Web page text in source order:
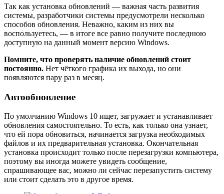
Так как установка обновлений — важная часть развития
системы, разработчики системы предусмотрели несколько
способов обновления. Неважно, каким из них вы
воспользуетесь, — в итоге все равно получите последнюю
доступную на данный момент версию Windows.
Помните, что проверять наличие обновлений стоит
постоянно. Нет чёткого графика их выхода, но они
появляются пару раз в месяц.
Автообновление
По умолчанию Windows 10 ищет, загружает и устанавливает
обновления самостоятельно. То есть, как только она узнает,
что ей пора обновиться, начинается загрузка необходимых
файлов и их предварительная установка. Окончательная
установка происходит только после перезагрузки компьютера,
поэтому вы иногда можете увидеть сообщение,
спрашивающее вас, можно ли сейчас перезапустить систему
или стоит сделать это в другое время.